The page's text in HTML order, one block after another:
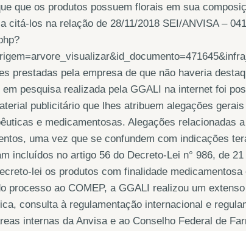
que os produtos possuem florais em sua
citá-los na relação de 28/11/2018 SEI/ANVISA –
prestadas pela empresa de que não haveria
pesquisa realizada pela GGALI na internet foi
publicitário que lhes atribuem alegações
e medicamentosas. Alegações relacionadas
uma vez que se confundem com indicações
incluídos no artigo 56 do Decreto-Lei n° 986, de
lei os produtos com finalidade medicamentosa
processo ao COMEP, a GGALI realizou um
consulta à regulamentação internacional e
internas da Anvisa e ao Conselho Federal de